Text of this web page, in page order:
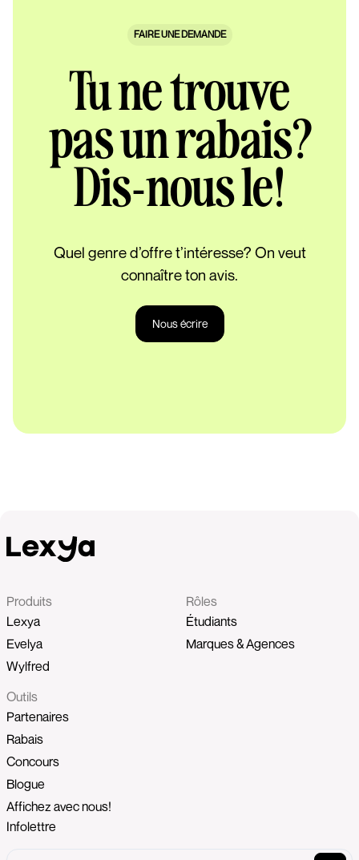
FAIRE UNE DEMANDE
Tu ne trouve
pas un rabais?
Dis-nous le!
Quel genre d’offre t’intéresse? On veut
connaître ton avis.
Nous écrire
Produits
Lexya
Evelya
Wylfred
Rôles
Étudiants
Marques & Agences
Outils
Partenaires
Rabais
Concours
Blogue
Affichez avec nous!
Infolettre